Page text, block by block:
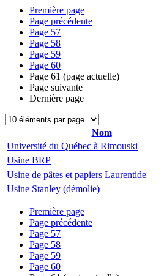
Première page
Page précédente
Page 57
Page 58
Page 59
Page 60
Page 61 (page actuelle)
Page suivante
Dernière page
Nom
Université du Québec à Rimouski
Usine BRP
Usine de pâtes et papiers Laurentide
Usine Stanley (démolie)
Première page
Page précédente
Page 57
Page 58
Page 59
Page 60